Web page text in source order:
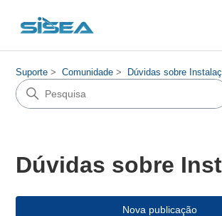
Suporte Comunidade Dúvidas sobre
Dúvidas sobre
Nova publicação